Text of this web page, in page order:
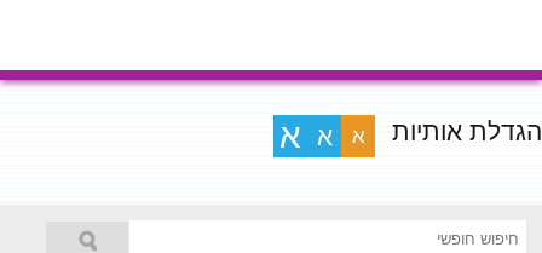
הגדלת אותיות א א א